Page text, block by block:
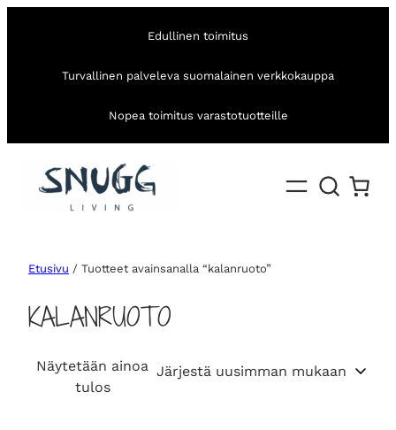
Edullinen toimitus
Turvallinen palveleva suomalainen verkkokauppa
Nopea toimitus varastotuotteille
Etusivu / Tuotteet avainsanalla “kalanruoto”
KALANRUOTO
Näytetään ainoa
tulos